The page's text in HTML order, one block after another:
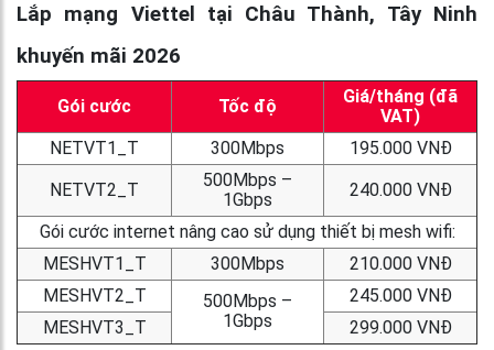
Lắp mạng Viettel tại Châu Thành, Tây Ninh
khuyến mãi 2026
Gói cước Tốc độ
Giá/tháng (đã
VAT)
NETVT1_T
300Mbps
195.000 VNĐ
NETVT2_T
500Mbps –
1Gbps
240.000 VNĐ
Gói cước internet nâng cao sử dụng thiết bị mesh wifi:
MESHVT1_T
300Mbps
210.000 VNĐ
MESHVT2_T
500Mbps –
1Gbps
245.000 VNĐ
MESHVT3_T
299.000 VNĐ